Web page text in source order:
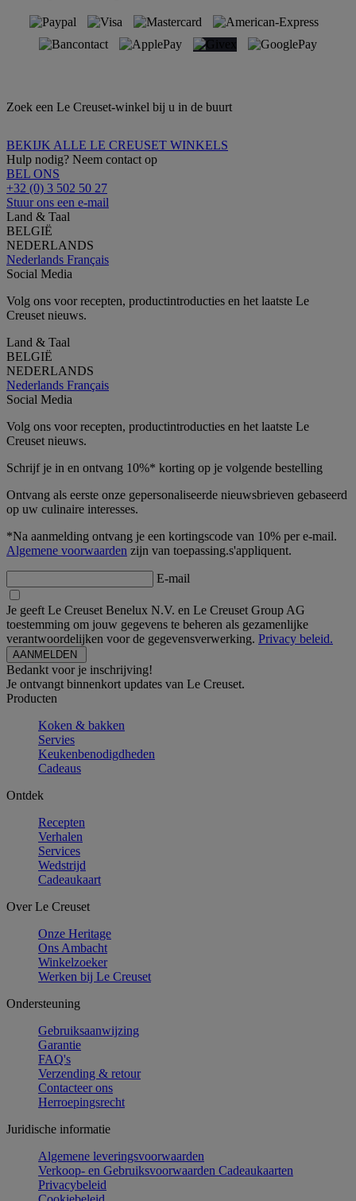
Zoek een Le Creuset-winkel bij u in de buurt
BEKIJK ALLE LE CREUSET WINKELS
Hulp nodig? Neem contact op
BEL ONS
+32 (0) 3 502 50 27
Stuur ons een e-mail
Land & Taal
BELGIË
NEDERLANDS
Nederlands Français
Social Media
Volg ons voor recepten, productintroducties en het laatste Le
Creuset nieuws.
Land & Taal
BELGIË
NEDERLANDS
Nederlands Français
Social Media
Volg ons voor recepten, productintroducties en het laatste Le
Creuset nieuws.
Schrijf je in en ontvang 10%* korting op je volgende bestelling
Ontvang als eerste onze gepersonaliseerde nieuwsbrieven gebaseerd
op uw culinaire interesses.
*Na aanmelding ontvang je een kortingscode van 10% per e-mail.
Algemene voorwaarden zijn van toepassing.s'appliquent.
E-mail
Je geeft Le Creuset Benelux N.V. en Le Creuset Group AG
toestemming om jouw gegevens te beheren als gezamenlijke
verantwoordelijken voor de gegevensverwerking. Privacy beleid.
Bedankt voor je inschrijving!
Je ontvangt binnenkort updates van Le Creuset.
Producten
Koken & bakken
Servies
Keukenbenodigdheden
Cadeaus
Ontdek
Recepten
Verhalen
Services
Wedstrijd
Cadeaukaart
Over Le Creuset
Onze Heritage
Ons Ambacht
Winkelzoeker
Werken bij Le Creuset
Ondersteuning
Gebruiksaanwijzing
Garantie
FAQ's
Verzending & retour
Contacteer ons
Herroepingsrecht
Juridische informatie
Algemene leveringsvoorwaarden
Verkoop- en Gebruiksvoorwaarden Cadeaukaarten
Privacybeleid